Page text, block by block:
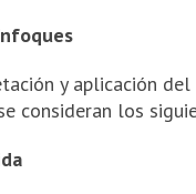
y aplicación del
consideran los